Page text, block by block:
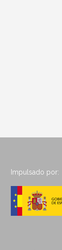
Impulsado por: